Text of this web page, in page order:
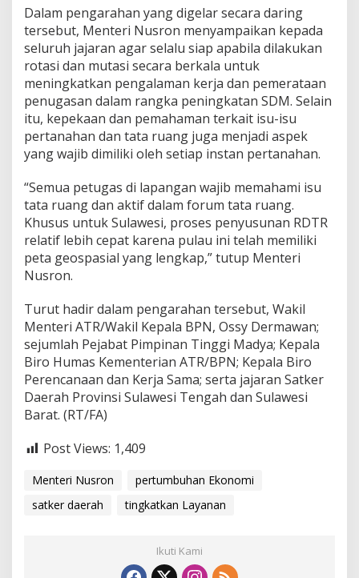
m
u
h
a
n
E
k
o
n
o
D
a
e
r
a
Dalam pengarahan yang digelar secara daring
tersebut, Menteri Nusron menyampaikan kepada
seluruh jajaran agar selalu siap apabila dilakukan
rotasi dan mutasi secara berkala untuk
meningkatkan pengalaman kerja dan pemerataan
penugasan dalam rangka peningkatan SDM. Selain
itu, kepekaan dan pemahaman terkait isu-isu
pertanahan dan tata ruang juga menjadi aspek
yang wajib dimiliki oleh setiap instan pertanahan.
“Semua petugas di lapangan wajib memahami isu
tata ruang dan aktif dalam forum tata ruang.
Khusus untuk Sulawesi, proses penyusunan RDTR
relatif lebih cepat karena pulau ini telah memiliki
peta geospasial yang lengkap,” tutup Menteri
Nusron.
Turut hadir dalam pengarahan tersebut, Wakil
Menteri ATR/Wakil Kepala BPN, Ossy Dermawan;
sejumlah Pejabat Pimpinan Tinggi Madya; Kepala
Biro Humas Kementerian ATR/BPN; Kepala Biro
Perencanaan dan Kerja Sama; serta jajaran Satker
Daerah Provinsi Sulawesi Tengah dan Sulawesi
Barat. (RT/FA)
Post Views: 1,409
Menteri Nusron
pertumbuhan Ekonomi
satker daerah
tingkatkan Layanan
Ikuti Kami